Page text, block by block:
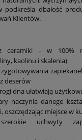
podkreśla dbałość
Klientów.
ceramiki - w 100%
kaolinu i skalenia)
deserów
dna ułatwiają
naczynia danego
oszczędzając miejsce w
uchwyty